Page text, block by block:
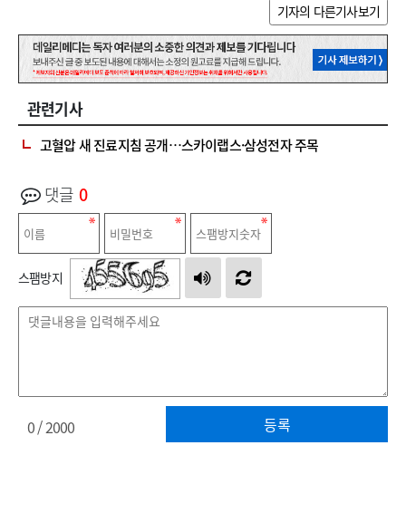
기자의 다른기사보기
관련기사
고혈압 새 진료지침 공개…스카이랩스·삼성전자 주목
댓글 0
스팸방지
등록
0/ 2000